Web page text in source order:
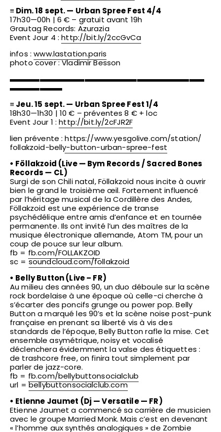
≡ Dim. 18 sept. — Urban Spree Fest 4/4
17h30—00h | 6 € – gratuit avant 19h
Grautag Records: Azurazia
Event Jour 4 :http://bit.ly/2ccGvCa
infos :www.lastation.paris
photo cover : Vladimir Besson
▬▬▬▬▬▬▬▬▬▬▬▬▬▬▬▬▬▬▬▬▬▬▬▬▬▬
▬▬▬▬▬▬▬
≡ Jeu. 15 sept. — Urban Spree Fest 1/4
18h30—1h30 | 10 € – préventes 8 € + loc
Event Jour 1 :http://bit.ly/2cFJR2F
lien prévente :https://www.yesgolive.com/station/
follakzoid-belly-button-urban-spree-fest
• Föllakzoid (Live — Bym Records / Sacred Bones
Records — CL)
Surgi de son Chili natal, Föllakzoid nous incite à ouvrir
bien le grand le troisième œil. Fortement influencé
par l’héritage musical de la Cordillère des Andes,
Föllakzoid est une expérience de transe
psychédélique entre amis d’enfance et en tournée
permanente. Ils ont invité l’un des maîtres de la
musique électronique allemande, Atom TM, pour un
coup de pouce sur leur album.
fb = fb.com/FOLLAKZOID
sc =soundcloud.com/follakzoid
• Belly Button (Live – FR)
Au milieu des années 90, un duo déboule sur la scène
rock bordelaise à une époque où celle-ci cherche à
s’écarter des poncifs grunge ou power pop. Belly
Button a marqué les 90’s et la scène noise post-punk
française en prenant sa liberté vis à vis des
standards de l’époque, Belly Button rafle la mise. Cet
ensemble asymétrique, noisy et vocalisé
déclenchera évidemment la valse des étiquettes :
de trashcore free, on finira tout simplement par
parler de jazz-core.
fb = fb.com/bellybuttonsocialclub
url =bellybuttonsocialclub.com
• Etienne Jaumet (Dj — Versatile — FR)
Etienne Jaumet a commencé sa carrière de musicien
avec le groupe Married Monk. Mais c’est en devenant
« l’homme aux synthés analogiques » de Zombie